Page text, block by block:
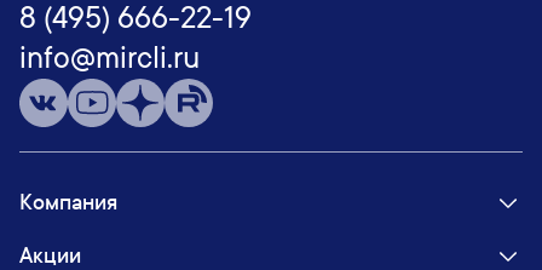
8 (495) 666-22-19
info@mircli.ru
Компания
Акции